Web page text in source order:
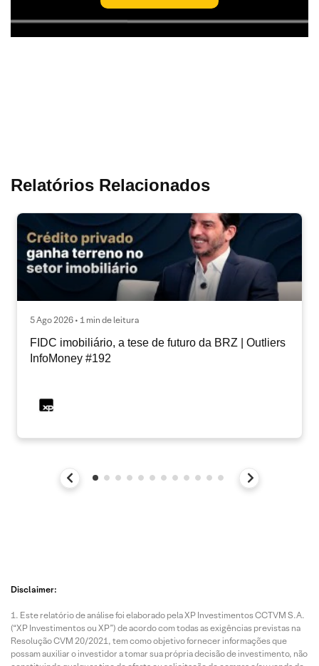
Relatórios Relacionados
5 Ago 2026 • 1 min de leitura
FIDC imobiliário, a tese de futuro da BRZ | Outliers
InfoMoney #192
Disclaimer:
Este relatório de análise foi elaborado pela XP Investimentos CCTVM S.A.
(“XP Investimentos ou XP”) de acordo com todas as exigências previstas na
Resolução CVM 20/2021, tem como objetivo fornecer informações que
possam auxiliar o investidor a tomar sua própria decisão de investimento, não